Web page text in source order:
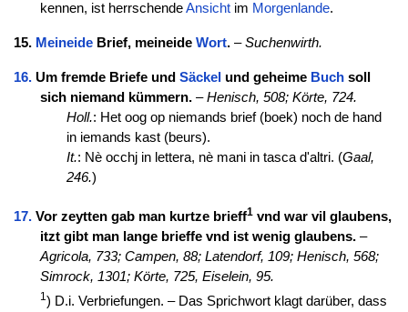
kennen, ist herrschendeAnsichtim Morgenlande.
15. MeineideBrief, meineide Wort.–Suchenwirth.
16. Um fremde Briefe und Säckel und geheime Buchsoll
sich niemand kümmern.–Henisch, 508; Körte, 724.
Holl.: Het oog op niemands brief (boek) noch de hand
in iemands kast (beurs).
It.: Nè occhj in lettera, nè mani in tasca d'altri. (Gaal,
246.)
17. Vor zeytten gab man kurtze brieff1vnd war vil glaubens,
itzt gibt man lange brieffe vnd ist wenig glaubens.–
Agricola, 733; Campen, 88; Latendorf, 109; Henisch, 568;
Simrock, 1301; Körte, 725, Eiselein, 95.
1) D.i. Verbriefungen. – Das Sprichwort klagt darüber, dass